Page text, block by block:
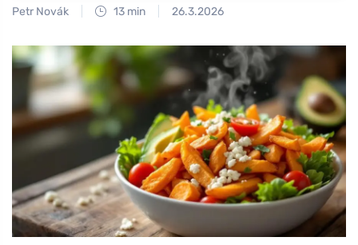
Petr Novák 13 min 26.3.2026